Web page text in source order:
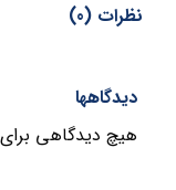
نظرات (0)
دیدگاهها
هیچ دیدگاهی